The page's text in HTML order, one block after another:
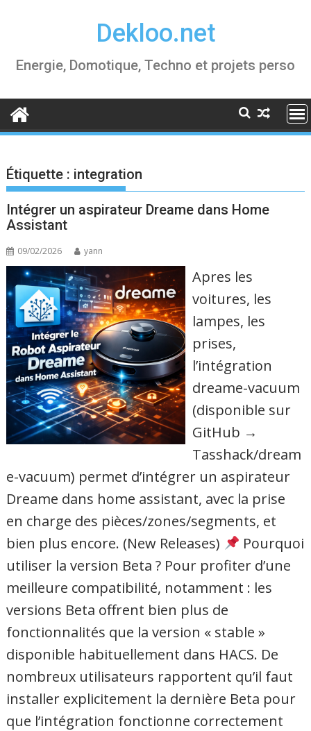
Dekloo.net
Energie, Domotique, Techno et projets perso
Étiquette : integration
Intégrer un aspirateur Dreame dans Home
Assistant
09/02/2026 yann
Apres les
voitures, les
lampes, les
prises,
l’intégration
dreame-vacuum
(disponible sur
GitHub →
Tasshack/dream
e-vacuum) permet d’intégrer un aspirateur
Dreame dans home assistant, avec la prise
en charge des pièces/zones/segments, et
bien plus encore. (New Releases)
Pourquoi
utiliser la version Beta ? Pour profiter d’une
meilleure compatibilité, notamment : les
versions Beta offrent bien plus de
fonctionnalités que la version « stable »
disponible habituellement dans HACS. De
nombreux utilisateurs rapportent qu’il faut
installer explicitement la dernière Beta pour
que l’intégration fonctionne correctement